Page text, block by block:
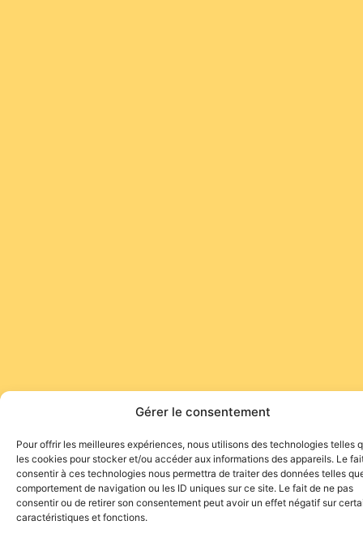
Gérer le consentement
Pour offrir les meilleures expériences, nous utilisons des technologies telles
les cookies pour stocker et/ou accéder aux informations des appareils. Le
consentir à ces technologies nous permettra de traiter des données telles
comportement de navigation ou les ID uniques sur ce site. Le fait de ne pas
consentir ou de retirer son consentement peut avoir un effet négatif sur
caractéristiques et fonctions.